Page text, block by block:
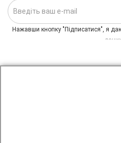
Нажавши кнопку "Підписатися", я